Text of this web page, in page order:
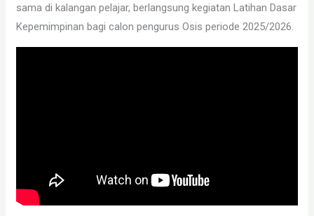
sama di kalangan pelajar, berlangsung kegiatan Latihan Dasar
Kepemimpinan bagi calon pengurus Osis periode 2025/2026.